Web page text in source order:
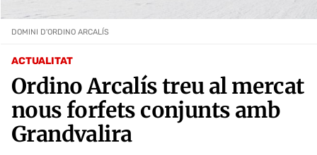
ACTUALITAT
Ordino Arcalís treu al mercat
nous forfets conjunts amb
Grandvalira
DOMINI D'ORDINO ARCALÍS